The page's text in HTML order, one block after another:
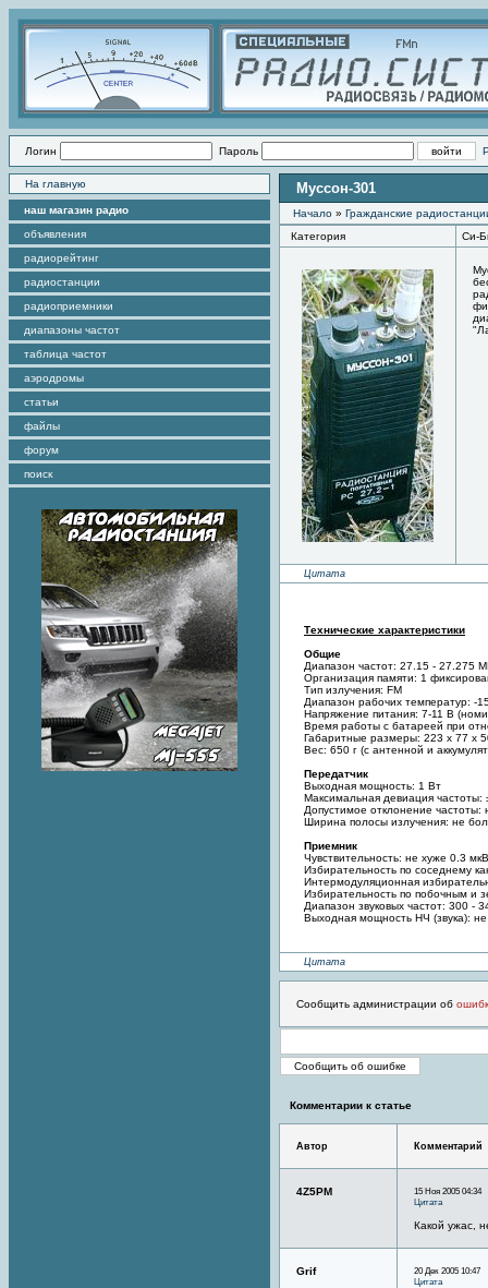
Логин Пароль
На главную
наш магазин радио
объявления
радиорейтинг
радиостанции
радиоприемники
диапазоны частот
таблица частот
аэродромы
статьи
файлы
форум
поиск
Муссон-301
Начало » Гражданские
Категория
Cи-
Цитата
Технические характеристики
Общие
Диапазон частот: 27.15 - 27.275
Организация памяти: 1
Тип излучения: FM
Диапазон рабочих температур: -
Напряжение питания: 7-11 В
Время работы с батареей при
Габаритные размеры: 223 х 77 х
Вес: 650 г (с антенной и
Передатчик
Выходная мощность: 1 Вт
Максимальная девиация частоты:
Допустимое отклонение частоты:
Ширина полосы излучения: не
Приемник
Чувствительность: не хуже 0.3
Избирательность по соседнему
Интермодуляционная
Избирательность по побочным и
Диапазон звуковых частот: 300 -
Выходная мощность НЧ (звука):
Цитата
Сообщить администрации об
Комментарии к статье
Автор Комментарий
4Z5PM
15 Ноя 2005 04:34
Цитата
Какой ужас,
Grif
20 Дек 2005 10:47
Цитата